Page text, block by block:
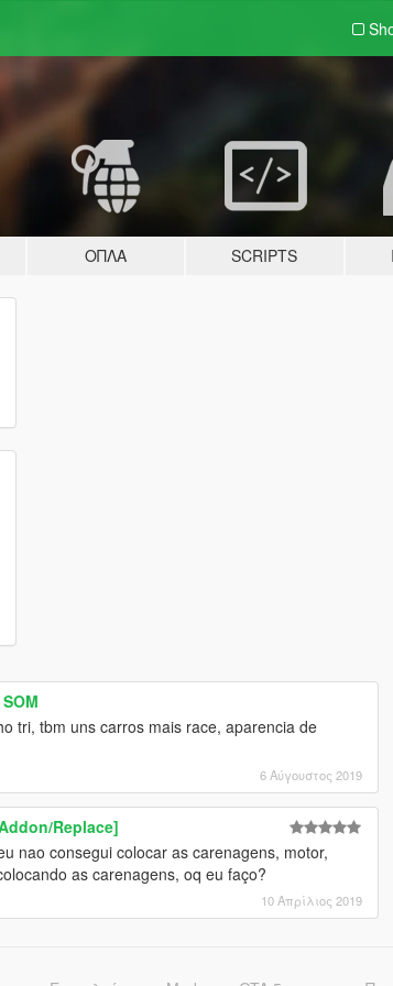
ΌΠΛΑ SCRIPTS
tri, tbm uns carros mais race, aparencia de
6 Αύγουστος 2019
Replace]
nao consegui colocar as carenagens, motor,
as carenagens, oq eu faço?
10 Απρίλιος 2019